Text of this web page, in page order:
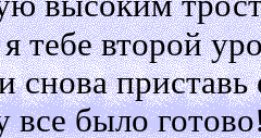
тебе второй
снова
все было